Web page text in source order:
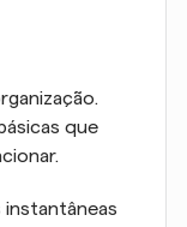
que
instantâneas